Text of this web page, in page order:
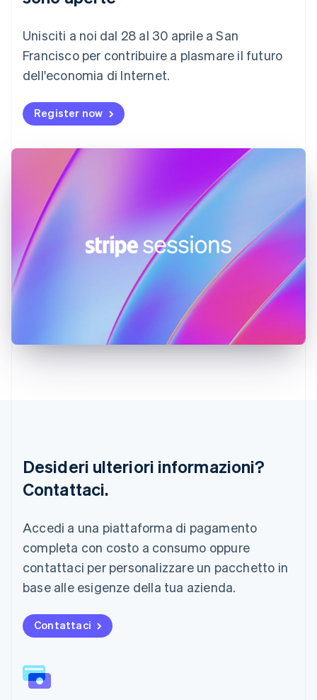
Unisciti a noi dal 28 al 30 aprile a San
Francisco per contribuire a plasmare il futuro
dell'economia di Internet.
Register now
Desideri ulteriori informazioni?
Contattaci.
Accedi a una piattaforma di pagamento
completa con costo a consumo oppure
contattaci per personalizzare un pacchetto in
base alle esigenze della tua azienda.
Contattaci
Danimarca
Emirati Arabi Uniti
Estonia
English
EnglishSvenska
Francia
Germania
Deutsch
Giappone
日本語
Gibilterra
English
Malaysia
English简体中文
Malta
Messico
Español
Norvegia
English
Nuova Zelanda
Paesi Bassi
NederlandsEnglish
Polonia
Portogallo
Português